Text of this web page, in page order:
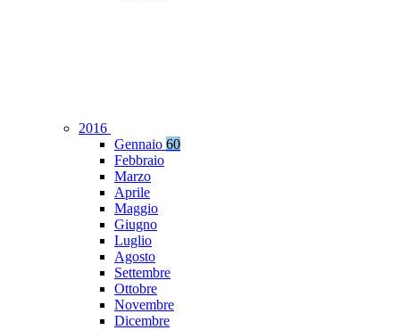
2016
Gennaio 60
Febbraio
Marzo
Aprile
Maggio
Giugno
Luglio
Agosto
Settembre
Ottobre
Novembre
Dicembre